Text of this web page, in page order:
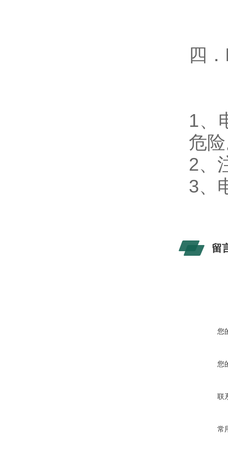
四．
1、
危
2、
3、
留
您
您
联
常